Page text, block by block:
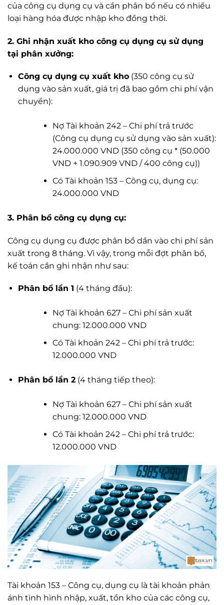
của công cụ dụng cụ và cần phân bổ nếu có nhiều
loại hàng hóa được nhập kho đồng thời.
2. Ghi nhận xuất kho công cụ dụng cụ sử dụng
tại phân xưởng:
Công cụ dụng cụ xuất kho(350 công cụ sử
dụng vào sản xuất, giá trị đã bao gồm chi phí vận
chuyển):
Nợ Tài khoản 242 – Chi phí trả trước
(Công cụ dụng cụ sử dụng vào sản xuất):
24.000.000 VND (350 công cụ * (50.000
VND + 1.090.909 VND / 400 công cụ))
Có Tài khoản 153 – Công cụ, dụng cụ:
24.000.000 VND
3. Phân bổ công cụ dụng cụ:
Công cụ dụng cụ được phân bổ dần vào chi phí sản
xuất trong 8 tháng. Vì vậy, trong mỗi đợt phân bổ,
kế toán cần ghi nhận như sau:
Phân bổ lần 1 (4 tháng đầu):
Nợ Tài khoản 627 – Chi phí sản xuất
chung: 12.000.000 VND
Có Tài khoản 242 – Chi phí trả trước:
12.000.000 VND
Phân bổ lần 2(4 tháng tiếp theo):
Nợ Tài khoản 627 – Chi phí sản xuất
chung: 12.000.000 VND
Có Tài khoản 242 – Chi phí trả trước:
12.000.000 VND
Tài khoản 153 – Công cụ, dụng cụ là tài khoản phản
ánh tình hình nhập, xuất, tồn kho của các công cụ,